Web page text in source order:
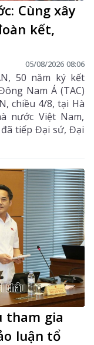
Cùng xây
kết,
05/08/2026 08:06
50 năm ký kết
Nam Á (TAC)
chiều 4/8, tại Hà
nước Việt Nam,
tiếp Đại sứ, Đại
tham gia
luận tổ